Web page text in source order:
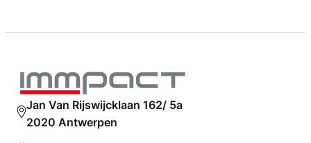
Jan Van Rijswijcklaan 162/ 5a
2020 Antwerpen